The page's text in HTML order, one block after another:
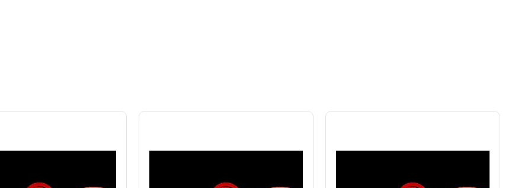
tüm **bit tutucular**, **akülü vidalama makineleri**, **elektrikli tornavidalar** ve **manuel tornavida sapları** ile
işinizi hızlandırır hem de hatalı uygulamalardan kaynaklanan ek maliyetleri ve hasarları önler.